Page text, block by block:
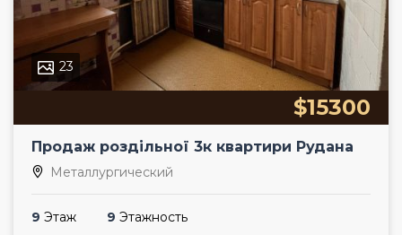
23
$15300
Продаж роздільної 3к квартири Рудана
Металлургический
9 Этаж 9 Этажность